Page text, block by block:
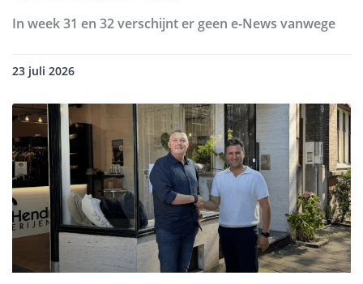
In week 31 en 32 verschijnt er geen e-News vanwege
23 juli 2026